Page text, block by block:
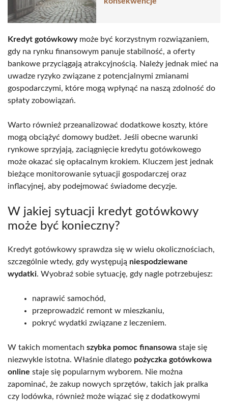
Kredyt gotówkowymoże być korzystnym rozwiązaniem,
gdy na rynku finansowym panuje stabilność, a oferty
bankowe przyciągają atrakcyjnością. Należy jednak mieć na
uwadze ryzyko związane z potencjalnymi zmianami
gospodarczymi, które mogą wpłynąć na naszą zdolność do
spłaty zobowiązań.
Warto również przeanalizować dodatkowe koszty, które
mogą obciążyć domowy budżet. Jeśli obecne warunki
rynkowe sprzyjają, zaciągnięcie kredytu gotówkowego
może okazać się opłacalnym krokiem. Kluczem jest jednak
bieżące monitorowanie sytuacji gospodarczej oraz
inflacyjnej, aby podejmować świadome decyzje.
W jakiej sytuacji kredyt gotówkowy
może być konieczny?
Kredyt gotówkowy sprawdza się w wielu okolicznościach,
szczególnie wtedy, gdy występują niespodziewane
wydatki. Wyobraź sobie sytuację, gdy nagle potrzebujesz:
naprawić samochód,
przeprowadzić remont w mieszkaniu,
pokryć wydatki związane z leczeniem.
W takich momentach szybka pomoc finansowa staje się
niezwykle istotna. Właśnie dlatego pożyczka gotówkowa
online staje się popularnym wyborem. Nie można
zapominać, że zakup nowych sprzętów, takich jak pralka
czy lodówka, również może wiązać się z dodatkowymi